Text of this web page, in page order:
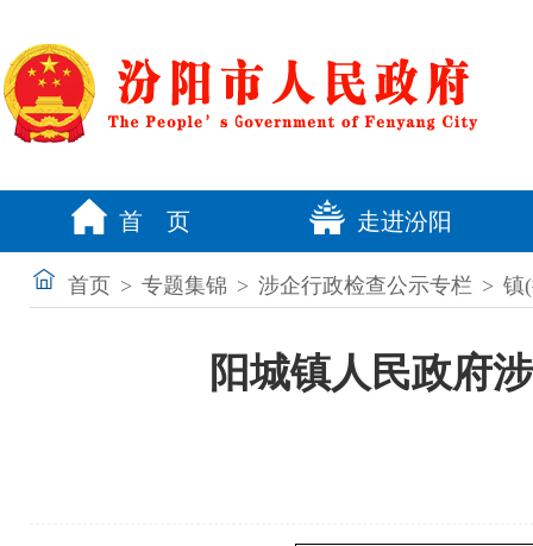
首 页 走进汾阳
首页 > 专题集锦 > 涉企行政检查公示专栏 > 镇
阳城镇人民政府